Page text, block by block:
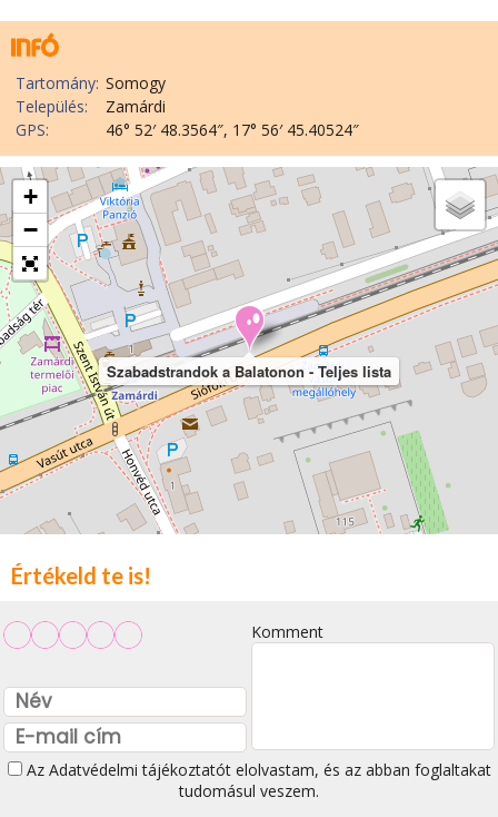
Tartomány: Somogy
Település:
Zamárdi
GPS:
46° 52′ 48.3564″, 17° 56′ 45.40524″
Szabadstrandok a Balatonon - Teljes lista
+
−
Értékeld te is!
Komment
Az Adatvédelmi tájékoztatótelolvastam, és az abban foglaltakat
tudomásul veszem.